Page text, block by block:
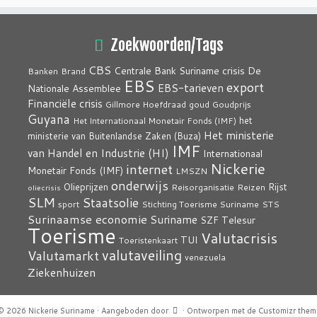
Zoekwoorden/Tags
Banken Brand CBS Centrale Bank Suriname crisis De
Nationale Assemblee EBS EBS-tarieven export
Financiële crisis Gillmore Hoefdraad goud Goudprijs
Guyana Het Internationaal Monetair Fonds (IMF) het
ministerie van Buitenlandse Zaken (Buza) Het ministerie
van Handel en Industrie (HI) IMF Internationaal
Monetair Fonds (IMF) internet LMSZN Nickerie
oliecrisis Olieprijzen onderwijs Reisorganisatie Reizen Rijst
SLM sport Staatsolie Stichting Toerisme Suriname STS
Surinaamse economie Suriname SZF Telesur
Toerisme Toeristenkaart TUI Valutacrisis
Valutamarktvalutaveiling venezuela
Ziekenhuizen
2026 Nickerie Suriname · Aangeboden door · Ontworpen met de Customizr